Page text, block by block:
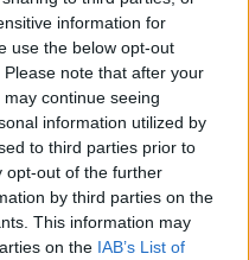
information for
use the below opt-out
note that after your
continue seeing
information utilized by
to third parties prior to
opt-out of the further
by third parties on the
This information may
on the IAB’s List of
Χαλκιδικής.